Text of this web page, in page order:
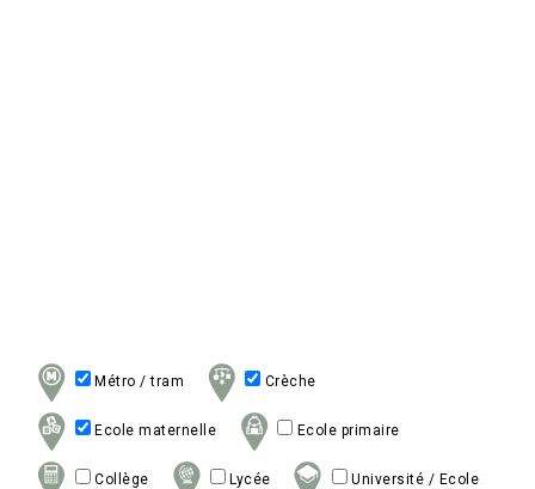
Métro / tram Crèche
Ecole maternelle Ecole primaire
Collège Lycée Université / Ecole